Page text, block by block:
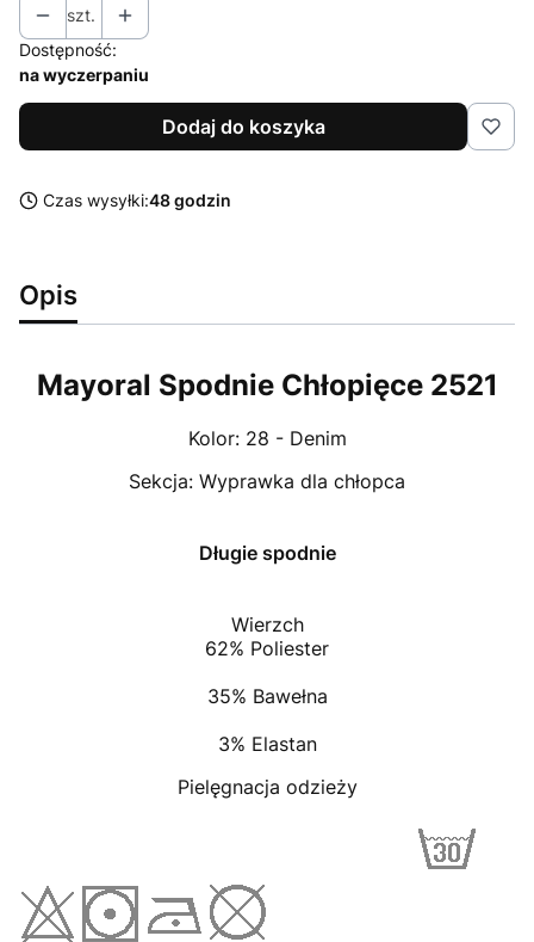
szt.
Dostępność:
na wyczerpaniu
Dodaj do koszyka
Czas wysyłki:48 godzin
Opis
Mayoral Spodnie Chłopięce 2521
Kolor: 28 - Denim
Sekcja: Wyprawka dla chłopca
Długie spodnie
Wierzch
62% Poliester
35% Bawełna
3% Elastan
Pielęgnacja odzieży